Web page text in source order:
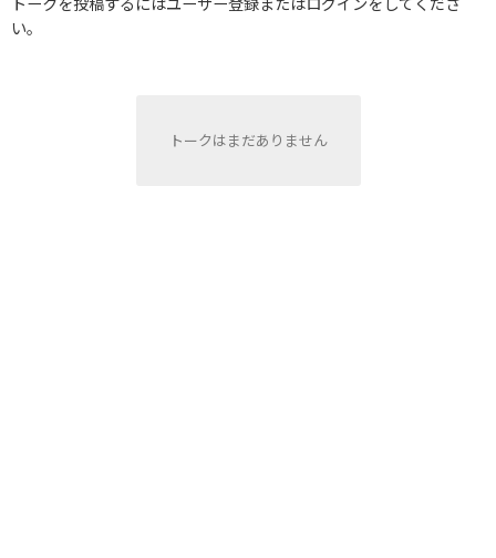
い。
トークはまだありません